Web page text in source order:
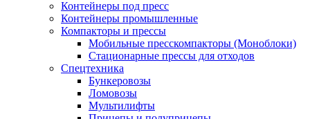
Контейнеры под пресс
Контейнеры промышленные
Компакторы и прессы
Мобильные пресскомпакторы (Моноблоки)
Стационарные прессы для отходов
Спецтехника
Бункеровозы
Ломовозы
Мультилифты